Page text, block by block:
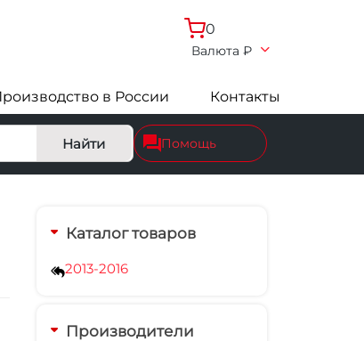
0
Валюта ₽
в России Контакты
Найти Помощь
Каталог товаров
2013-2016
Производители